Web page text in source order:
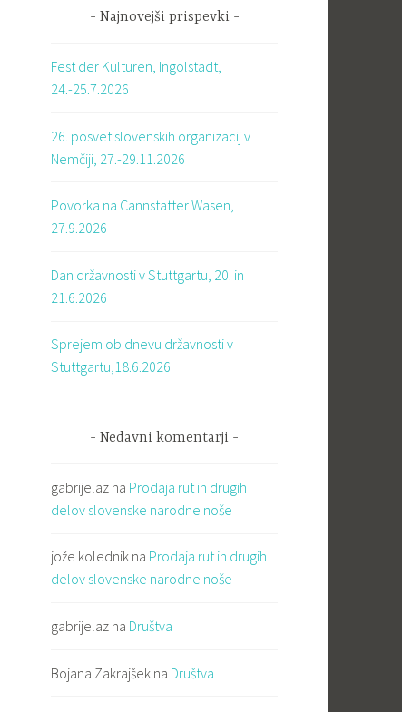
Najnovejši prispevki
Fest der Kulturen, Ingolstadt,
24.-25.7.2026
26. posvet slovenskih organizacij v
Nemčiji, 27.-29.11.2026
Povorka na Cannstatter Wasen,
27.9.2026
Dan državnosti v Stuttgartu, 20. in
21.6.2026
Sprejem ob dnevu državnosti v
Stuttgartu,18.6.2026
Nedavni komentarji
gabrijelaz na Prodaja rut in drugih
delov slovenske narodne noše
jože kolednik na Prodaja rut in drugih
delov slovenske narodne noše
gabrijelaz na Društva
Bojana Zakrajšek na Društva